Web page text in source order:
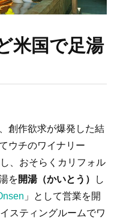
米国で足湯
創作欲求が爆発した結
ウチのワイナリー
、おそらくカリフォル
を開湯（かいとう）
し
」として営業を開
スティングルームでワ